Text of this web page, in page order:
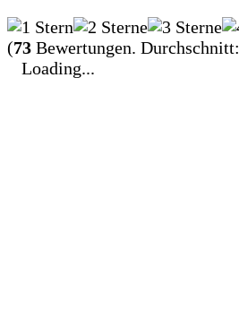
(73 Bewertungen. Durchschnitt:
Loading...